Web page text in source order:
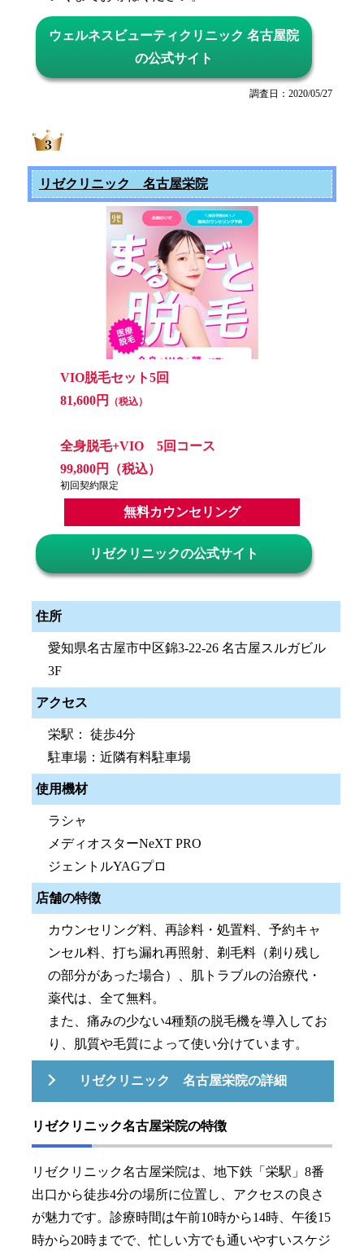
ウェルネスビューティクリニック 名古屋院
の公式サイト
調査日：2020/05/27
リゼクリニック 名古屋栄院
VIO脱毛セット5回
81,600円
（税込）
全身脱毛+VIO 5回コース
99,800円（税込）
初回契約限定
無料カウンセリング
リゼクリニックの公式サイト
住所
愛知県名古屋市中区錦3-22-26 名古屋スルガビル
3F
アクセス
栄駅： 徒歩4分
駐車場：近隣有料駐車場
使用機材
ラシャ
メディオスターNeXT PRO
ジェントルYAGプロ
店舗の特徴
カウンセリング料、再診料・処置料、予約キャ
ンセル料、打ち漏れ再照射、剃毛料（剃り残し
の部分があった場合）、肌トラブルの治療代・
薬代は、全て無料。
また、痛みの少ない4種類の脱毛機を導入してお
り、肌質や毛質によって使い分けています。
リゼクリニック 名古屋栄院の詳細
リゼクリニック名古屋栄院の特徴
リゼクリニック名古屋栄院は、地下鉄「栄駅」8番
出口から徒歩4分の場所に位置し、アクセスの良さ
が魅力です。診療時間は午前10時から14時、午後15
時から20時までで、忙しい方でも通いやすいスケジ